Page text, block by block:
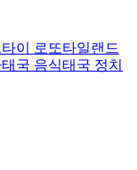
타이 로또타일랜드
태국 음식태국 정치